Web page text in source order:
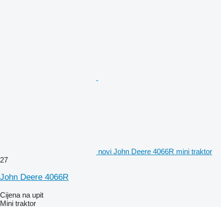
novi John Deere 4066R mini traktor
27
John Deere 4066R
Cijena na upit
Mini traktor